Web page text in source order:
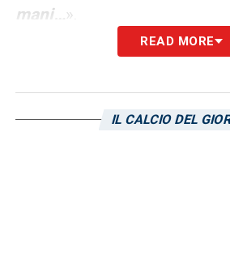
mani… ».
TECNICI E PRONOSTICI–
Un
READ MORE
IL CALCIO DEL